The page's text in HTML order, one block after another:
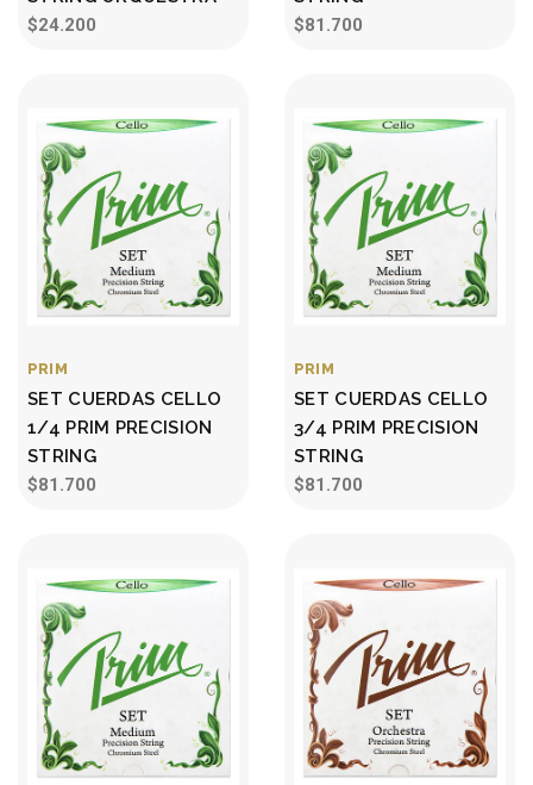
$24.200
$81.700
PRIM
SET CUERDAS CELLO
1/4 PRIM PRECISION
STRING
$81.700
PRIM
SET CUERDAS CELLO
3/4 PRIM PRECISION
STRING
$81.700